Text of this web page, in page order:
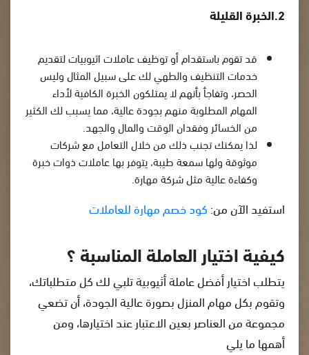
2.الخبرة القليلة
قد تقوم باستقدام أو توظيف عاملات اثيوبيات لتقديم
خدمات التنظيف والطهي لك على سبيل المثال وليس
الحصر، وتفاجأ بأنهم لا يمتلكون الخبرة الكافية لأداء
المهام المطلوبة منهم بجودة عالية، مما يسبب لك الكثير
من الخسائر وفقدان الوقت والمال والجهد.
لذا يمكنك تجنب ذلك من خلال التعامل مع شركات
موثوقة ولها سمعة طيبة، يتوفر بها عاملات ذوات خبرة
وكفاءة عالية مثل شركة مهارة.
استفيد الآن من:كود خصم مهارة للعاملات
كيفية اختيار العاملة المناسبة ؟
يتطلب اختيار أفضل عاملة أثيوبية تلبي لك كل متطلباتك،
وتقوم بكل مهام المنزل بصورة عالية الجودة، أن تضعي
مجموعة من العناصر بعين الاعتبار عند اختيارها، ومن
أهمها ما يلي